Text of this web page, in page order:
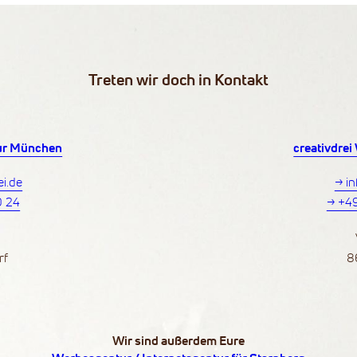
Treten wir doch in Kontakt
München
24
creativdrei
→
→
Wir sind außerdem Eure